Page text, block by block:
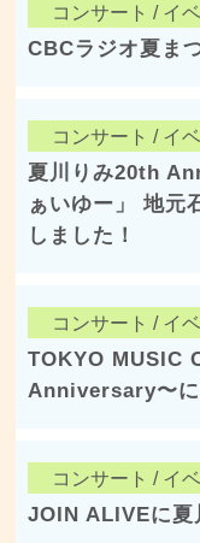
コンサート / イ
CBCラジオ夏ま
コンサート / イ
夏川りみ20th
ぁいゆー」 地元
しました！
コンサート / イ
TOKYO MUSIC
Anniversary〜に
コンサート / イ
JOIN ALIVEに夏